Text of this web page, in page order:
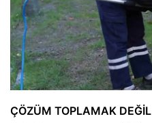
ÇÖZÜM TOPLAMAK DEĞİL